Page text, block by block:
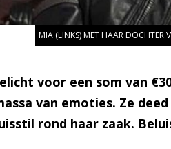
MIA (LINKS) MET HAAR DOCHTER
voor een som van
van emoties. Ze
rond haar zaak.